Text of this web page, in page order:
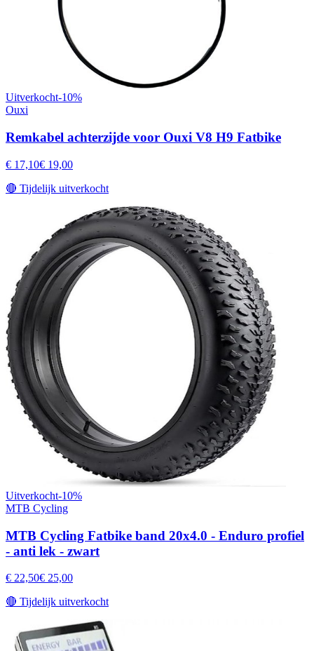
Uitverkocht-10%
Ouxi
Remkabel achterzijde voor Ouxi V8 H9 Fatbike
€ 17,10€ 19,00
🔴 Tijdelijk uitverkocht
Uitverkocht-10%
MTB Cycling
MTB Cycling Fatbike band 20x4.0 - Enduro profiel
- anti lek - zwart
€ 22,50€ 25,00
🔴 Tijdelijk uitverkocht